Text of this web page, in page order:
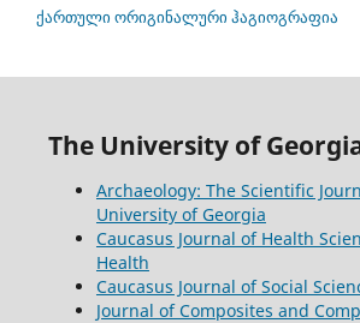
ქართული ორიგინალური ჰაგიოგრაფია
The University of
Archaeology: The Scientific
University of Georgia
Caucasus Journal of Health
Health
Caucasus Journal of Social
Journal of Composites and